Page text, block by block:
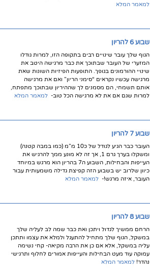
למאמר המלא
שבוע 6 להריון
הגוף שלך עובר שינויים רבים בתקופה הזו, למרות גודלו
המזערי של העובר שבתוכך את כבר מרגישה היטב את
שינויי ההורמונים בגופך. התופעות הפיזיות השונות שאת
מרגישה עכשיו נקראים “סימני הריון” ואם את מרגישה
אותם תשמחי, הם מסמנים לך שההיריון שבתוכך מתפתח,
למרות שגם אם את לא מרגישה הכל טוב-למאמר המלא
שבוע 7 להריון
העובר כבר הגיע לגודל של כ10 מ”מ (כמו במבה קטנה)
ומשקלו בערך גרם 1, אך זה לא מונע ממך להרגיש את
העייפות והבחילות, השבוע ה7 בהריון הוא מרגש במיוחד
כיוון שלרוב יש בשבוע הזה קפיצת גדילה משמעותית עבור
העובר, איזה מרגש!-למאמר המלא
שבוע 8 להריון
הרחם ממשיך לגדול ויתכן ואת כבר שמה לב לעליה שלך
במשקל, הגוף שלך מתחיל להתעגל ולמלא את עצמו ותתכן
עליה במשקל, אלא אם כן את הרבה מקיאה- קחי נשימה
עמוקה עוד מעט הבחילות והעייפות אמורים לחלוף ותרגישי
נהדר!למאמר המלא